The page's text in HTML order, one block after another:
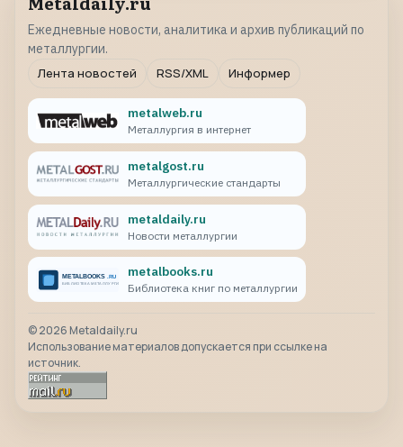
Ежедневные новости, аналитика и архив публикаций по
металлургии.
Лента новостей
RSS/XML Информер
metalweb.ru
Металлургия в интернет
metalgost.ru
Металлургические стандарты
metaldaily.ru
Новости металлургии
metalbooks.ru
Библиотека книг по металлургии
©2026 Metaldaily.ru
Использование материалов допускается при ссылке на
источник.